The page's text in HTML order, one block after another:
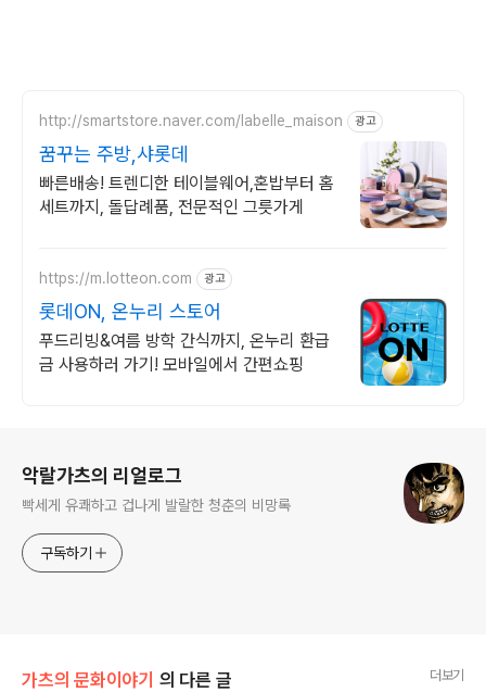
http://smartstore.naver.com/labelle_maison 광고
꿈꾸는 주방,샤롯데
빠른배송! 트렌디한 테이블웨어,혼밥부터 홈
세트까지, 돌답례품, 전문적인 그릇가게
https://m.lotteon.com 광고
롯데ON, 온누리 스토어
푸드리빙&여름 방학 간식까지, 온누리 환급
금 사용하러 가기! 모바일에서 간편쇼핑
악랄가츠의 리얼로그
빡세게 유쾌하고 겁나게 발랄한 청춘의 비망록
구독하기
가츠의 문화이야기 의 다른 글 더보기